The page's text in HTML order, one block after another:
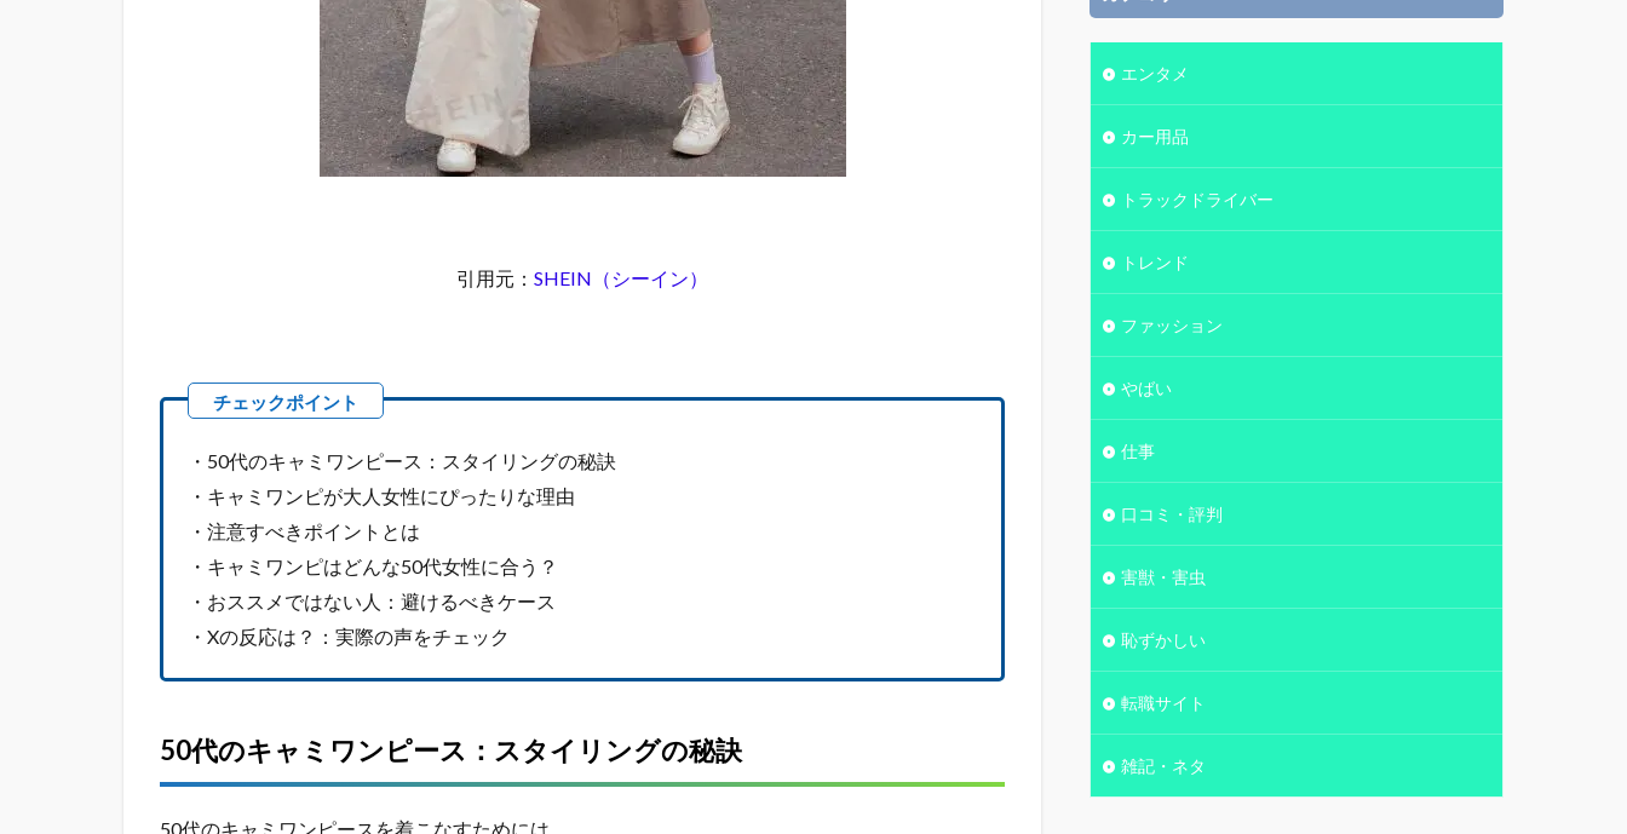
トと
は
1.4
キャ
ミワ
ンピ
はど
んな
女性
に合
1.5
おス
では
引用元： SHEIN（シーイン）
・50代のキャミワンピース：スタイリングの秘訣
・キャミワンピが大人女性にぴったりな理由
・注意すべきポイントとは
・キャミワンピはどんな50代女性に合う？
・おススメではない人：避けるべきケース
・Xの反応は？：実際の声をチェック
50代のキャミワンピース：スタイリングの秘訣
50代のキャミワンピースを着こなすためには、
エンタメ
カー用品
トラックドライバー
トレンド
ファッション
やばい
仕事
口コミ・評判
害獣・害虫
恥ずかしい
転職サイト
雑記・ネタ